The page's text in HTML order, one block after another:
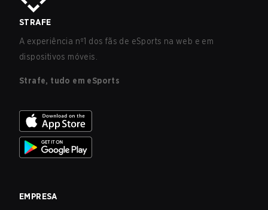
STRAFE
A experiência nº1 dos fãs de eSports na web e em
dispositivos móveis.
Strafe, tudo em eSports
EMPRESA